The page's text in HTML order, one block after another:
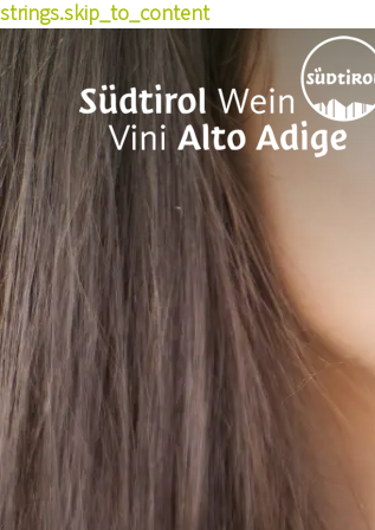
strings.skip_to_content